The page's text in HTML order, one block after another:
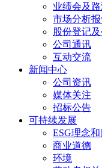
业绩会及
市场分析
股份登记
公司通讯
互动交流
新闻中心
公司资讯
媒体关注
招标公告
可持续发展
ESG理念
商业道德
环境